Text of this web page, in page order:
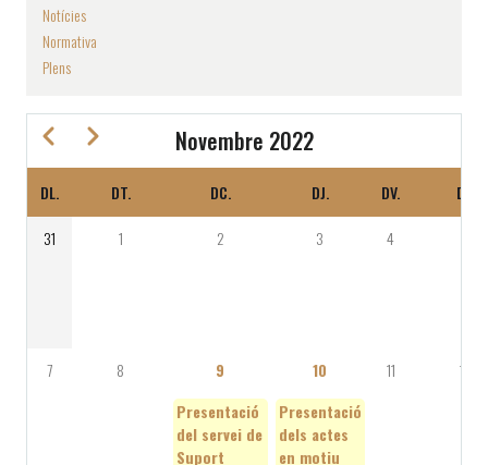
Notícies
Normativa
Plens
Novembre 2022
PAGINACIÓ
Previous Next
DL. DT. DC. DJ. DV.
DS.
31
1 2 3 4
7 8 9 10 11
12
Presentació
del servei de
Suport
Presentació
dels actes
en motiu